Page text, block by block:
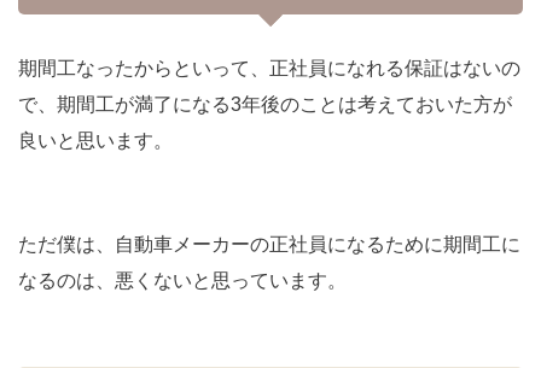
期間工なったからといって、正社員になれる保証はないの
で、期間工が満了になる3年後のことは考えておいた方が
良いと思います。
ただ僕は、自動車メーカーの正社員になるために期間工に
なるのは、悪くないと思っています。